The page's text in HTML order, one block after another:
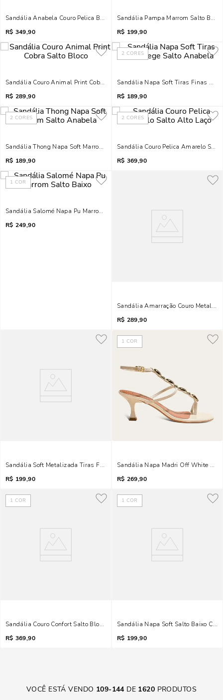
Sandália Anabela Couro Pelica Bico Fino Marfim
R$ 349,90
Sandália Pampa Marrom Salto
R$ 199,90
Sandália Couro Animal Print Cobra Salto Bloco
R$ 289,90
2 CORES
Sandália Napa Soft Tiras Finas
R$ 189,90
2 CORES
Sandália Thong Napa Soft Marrom Salto Anabela
R$ 189,90
2 CORES
Sandália Couro Pelica Amarelo
R$ 369,90
1 COR
Sandália Salomé Napa Pu Marrom Salto Baixo
R$ 249,90
Sandália Amarração Couro
R$ 289,90
Sandália Soft Metalizada Tiras Finas Dourada Salto Fino
R$ 199,90
1 COR
Sandália Napa Madri Off White
R$ 269,90
1 COR
Sandália Couro Confort Salto Bloco Marrom Dark Tachas
R$ 369,90
1 COR
Sandália Napa Soft Salto Baixo
R$ 199,90
VOCÊ ESTÁ VENDO 109-144 DE 1620 PRODUTOS